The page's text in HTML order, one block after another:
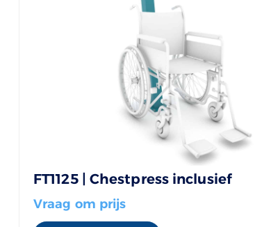
FT1125 | Chestpress inclusief
Vraag om prijs